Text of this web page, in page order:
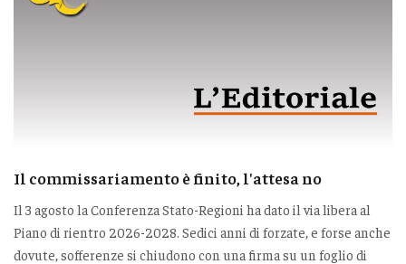
Il commissariamento è finito, l'attesa no
Il 3 agosto la Conferenza Stato-Regioni ha dato il via libera al
Piano di rientro 2026-2028. Sedici anni di forzate, e forse anche
dovute, sofferenze si chiudono con una firma su un foglio di